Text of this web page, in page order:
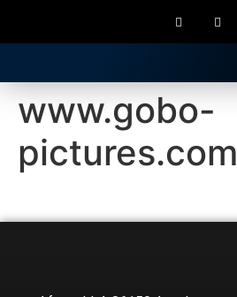
www.gobo-
pictures.com